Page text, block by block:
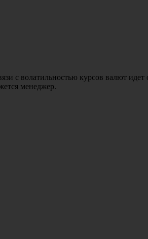
с волатильностью курсов валют
менеджер.